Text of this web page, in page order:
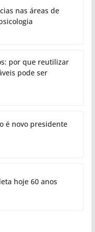
nas áreas de
por que reutilizar
pode ser
é novo presidente
hoje 60 anos